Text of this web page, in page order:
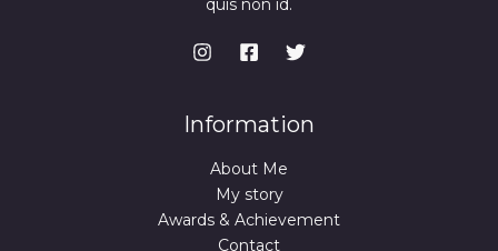
quis non id.
Information
About Me
My story
Awards & Achievement
Contact